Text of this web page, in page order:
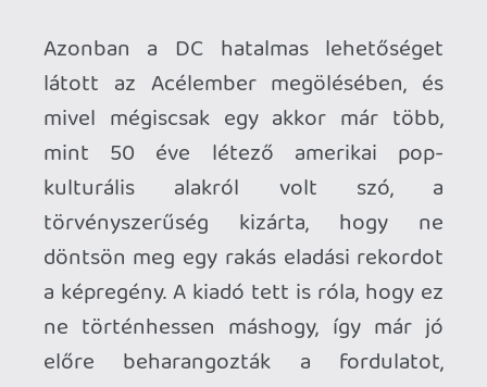
drámaiságának súlyával próbálták meg a
kompenzálni, viszont valljuk be, utóbbi
már akkor sem működött túlságosan, és
mivel azóta tudjuk, hogy Superman nem
sokáig pihent a koporsóban (sőt,
feltámadása óta is meghalt még egy
párszor), a maradék hatását is végleg
elveszítette. Tekintve, hogy ezen
esemény tragikus volta miatt érdemelne
némi figyelmet, ennek hiánya
kifejezetten rossz színben tünteti fel az
amúgy ötlettelennek és unalmasnak
nevezhető művet.